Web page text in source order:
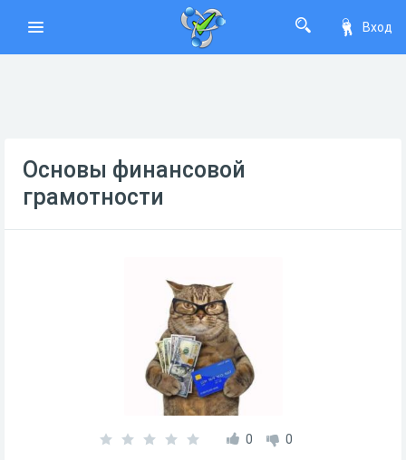
Вход
Основы финансовой
грамотности
0 0